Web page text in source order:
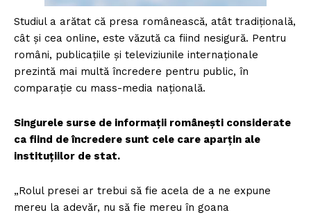
Studiul a arătat că presa românească, atât tradițională,
cât și cea online, este văzută ca fiind nesigură. Pentru
români, publicațiile și televiziunile internaționale
prezintă mai multă încredere pentru public, în
comparație cu mass-media națională.
Singurele surse de informații românești considerate
ca fiind de încredere sunt cele care aparțin ale
instituțiilor de stat.
„Rolul presei ar trebui să fie acela de a ne expune
mereu la adevăr, nu să fie mereu în goana